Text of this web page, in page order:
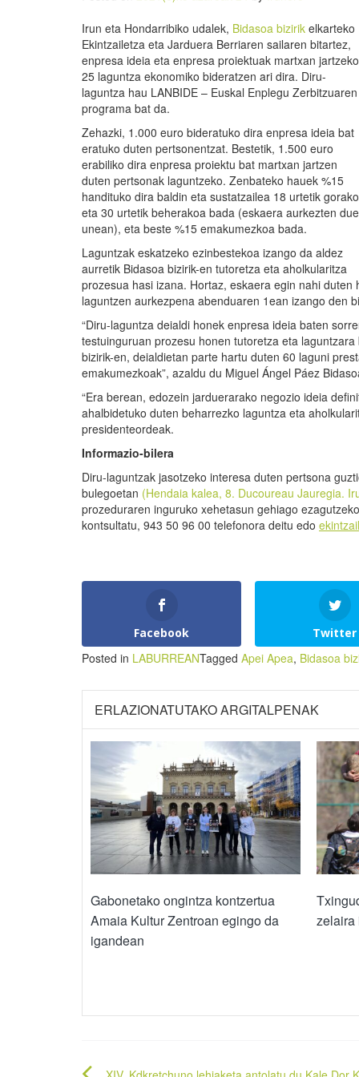
Irun eta Hondarribiko udalek, Bidasoa bizirik elkarteko
Ekintzailetza eta Jarduera Berriaren sailaren bitartez,
enpresa ideia eta enpresa proiektuak martxan jartzeko
25 laguntza ekonomiko bideratzen ari dira. Diru-
laguntza hau LANBIDE – Euskal Enplegu Zerbitzuaren
programa bat da.
Zehazki, 1.000 euro bideratuko dira enpresa ideia bat
eratuko duten pertsonentzat. Bestetik, 1.500 euro
erabiliko dira enpresa proiektu bat martxan jartzen
duten pertsonak laguntzeko. Zenbateko hauek %15
handituko dira baldin eta sustatzailea 18 urtetik
eta 30 urtetik beherakoa bada (eskaera aurkezten
unean), eta beste %15 emakumezkoa bada.
Laguntzak eskatzeko ezinbestekoa izango da aldez
aurretik Bidasoa bizirik-en tutoretza eta aholkularitza
prozesua hasi izana. Hortaz, eskaera egin nahi duten
laguntzen aurkezpena abenduaren 1ean izango den
“Diru-laguntza deialdi honek enpresa ideia baten
testuinguruan prozesu honen tutoretza eta
bizirik-en, deialdietan parte hartu duten 60 laguni
emakumezkoak”, azaldu du Miguel Ángel Páez
“Era berean, edozein jarduerarako negozio ideia
ahalbidetuko duten beharrezko laguntza eta
presidenteordeak.
Informazio-bilera
Diru-laguntzak jasotzeko interesa duten pertsona
bulegoetan (Hendaia kalea, 8. Ducoureau Jauregia.
prozeduraren inguruko xehetasun gehiago
kontsultatu, 943 50 96 00 telefonora deitu edo
Facebook Twitter
Posted in LABURREANTagged Apei Apea, Bidasoa
ERLAZIONATUTAKO ARGITALPENAK
Gabonetako ongintza kontzertua
Amaia Kultur Zentroan egingo da
igandean
zelaira